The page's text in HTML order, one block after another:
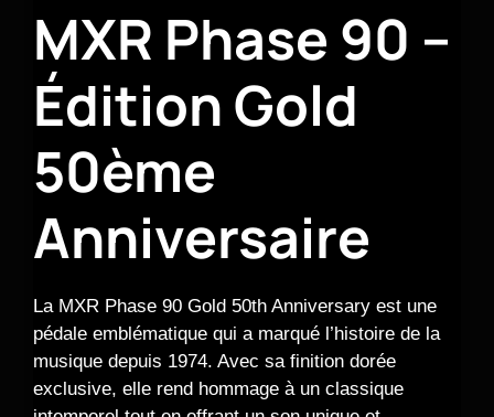
MXR Phase 90 –
Édition Gold
50ème
Anniversaire
La MXR Phase 90 Gold 50th Anniversary est une
pédale emblématique qui a marqué l’histoire de la
musique depuis 1974. Avec sa finition dorée
exclusive, elle rend hommage à un classique